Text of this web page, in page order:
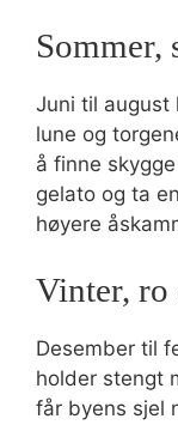
Sommer,
Juni til august
lune og
å finne
gelato og ta
høyere
Vinter,
Desember til
holder stengt
får byens sjel